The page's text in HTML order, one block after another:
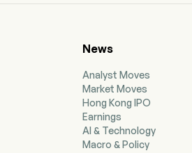
News
Analyst Moves
Market Moves
Hong Kong IPO
Earnings
AI & Technology
Macro & Policy